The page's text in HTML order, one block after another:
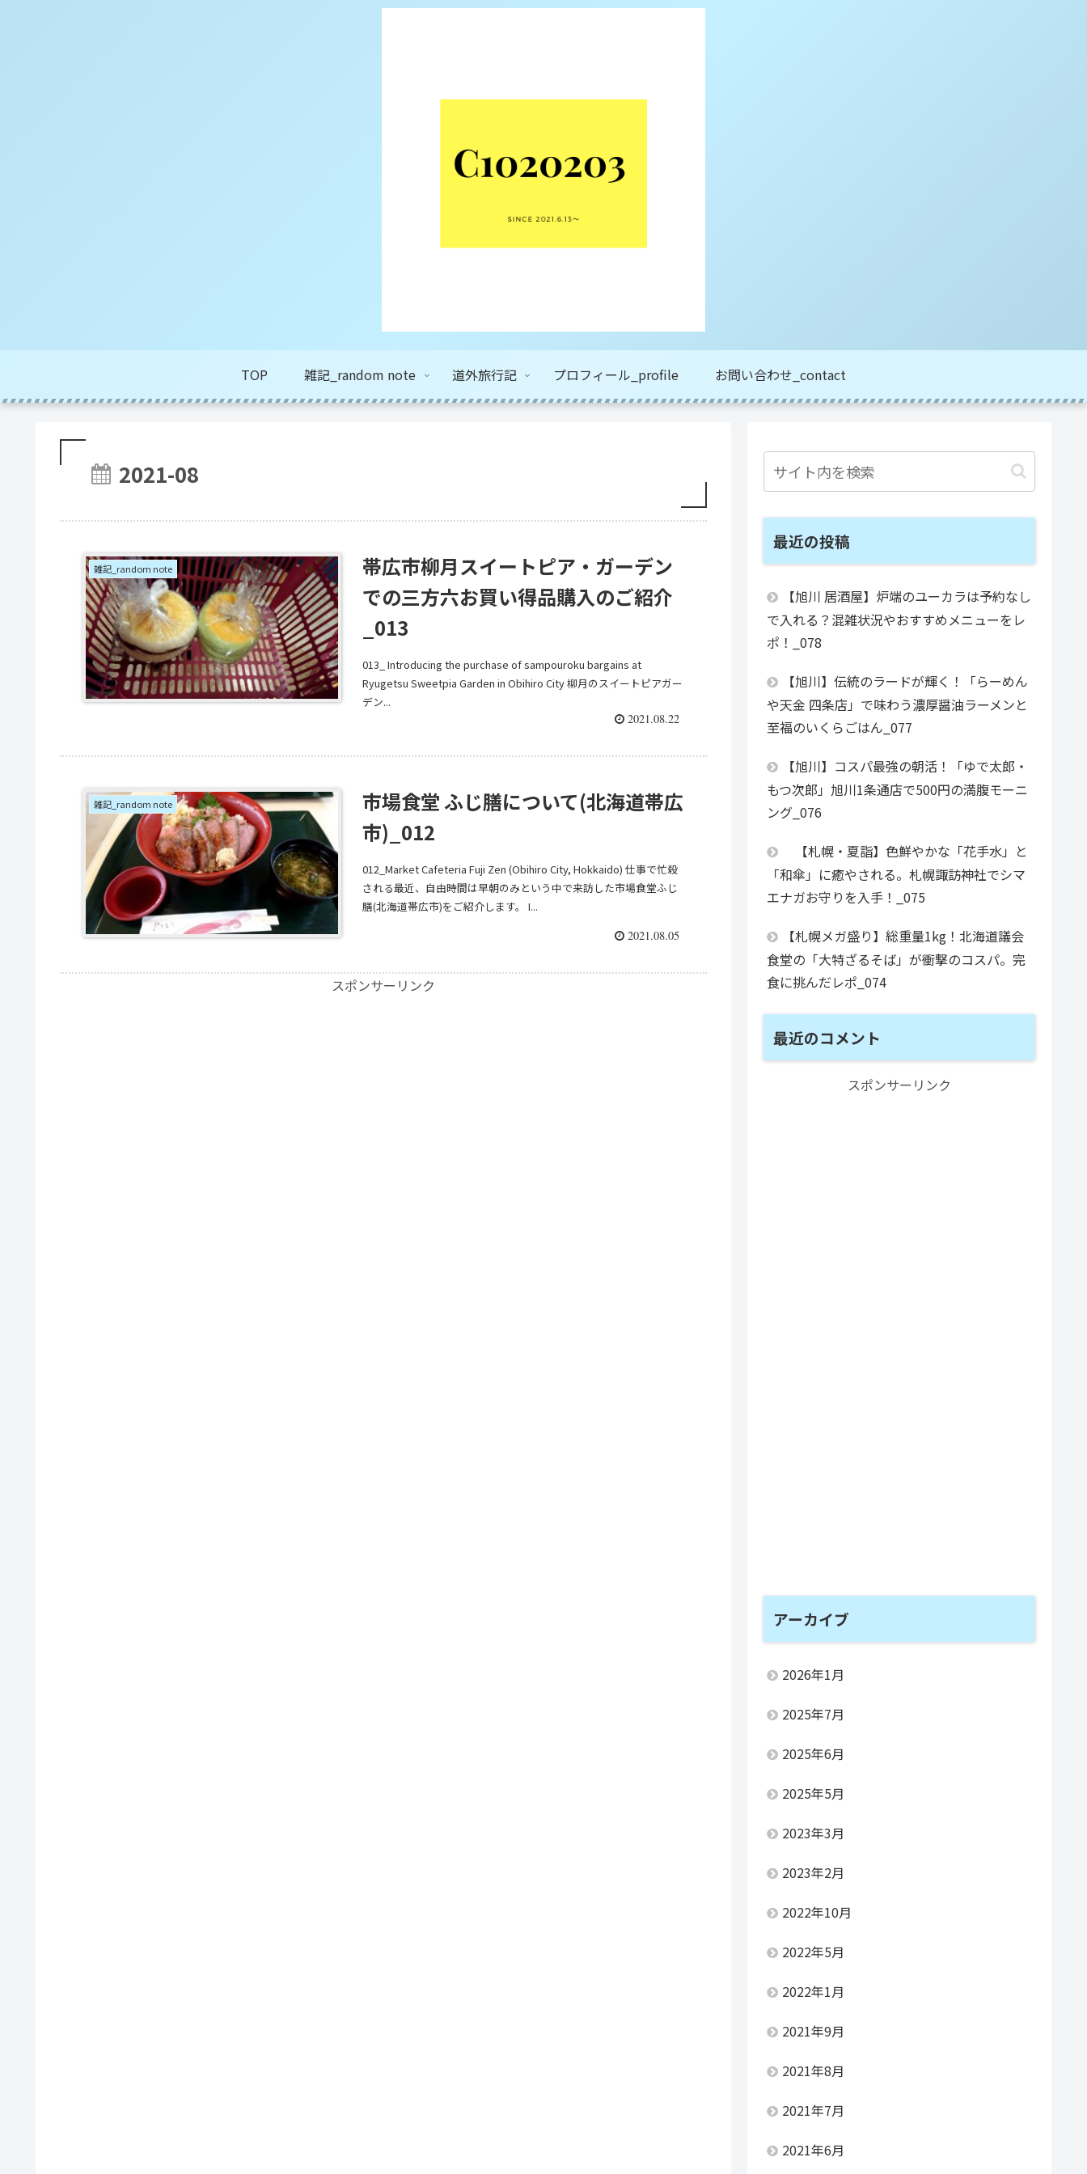
TOP 雑記_random note 道外旅行記 プロフィール_profile お問い合わせ_contact
2021-08
雑記_random note
帯広市柳月スイートピア・ガーデン
での三方六お買い得品購入のご紹介
_013
013_ Introducing the purchase of sampouroku bargains at
Ryugetsu Sweetpia Garden in Obihiro City 柳月のスイートピアガー
デン...
2021.08.22
雑記_random note
市場食堂 ふじ膳について(北海道帯広
市)_012
012_Market Cafeteria Fuji Zen (Obihiro City, Hokkaido) 仕事で忙殺
される最近、自由時間は早朝のみという中で来訪した市場食堂ふじ
膳(北海道帯広市)をご紹介します。 I...
2021.08.05
スポンサーリンク
最近の投稿
【旭川 居酒屋】炉端のユーカラは予約なし
で入れる？混雑状況やおすすめメニューをレ
ポ！_078
【旭川】伝統のラードが輝く！「らーめん
や天金 四条店」で味わう濃厚醤油ラーメンと
至福のいくらごはん_077
【旭川】コスパ最強の朝活！「ゆで太郎・
もつ次郎」旭川1条通店で500円の満腹モーニ
ング_076
【札幌・夏詣】色鮮やかな「花手水」と
「和傘」に癒やされる。札幌諏訪神社でシマ
エナガお守りを入手！_075
【札幌メガ盛り】総重量1kg！北海道議会
食堂の「大特ざるそば」が衝撃のコスパ。完
食に挑んだレポ_074
最近のコメント
スポンサーリンク
アーカイブ
2026年1月
2025年7月
2025年6月
2025年5月
2023年3月
2023年2月
2022年10月
2022年5月
2022年1月
2021年9月
2021年8月
2021年7月
2021年6月